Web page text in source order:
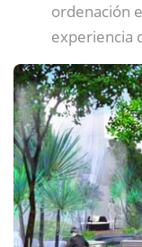
ordenación
experiencia